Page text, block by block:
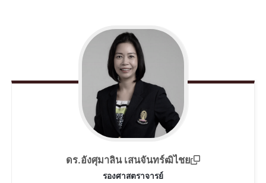
ดร.อังศุมาลิน เสนจันทร์ฒิไชย
รองศาสตราจารย์